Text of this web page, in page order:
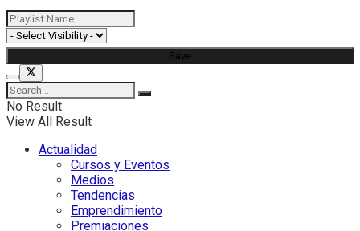
No Result
View All Result
Actualidad
Cursos y Eventos
Medios
Tendencias
Emprendimiento
Premiaciones